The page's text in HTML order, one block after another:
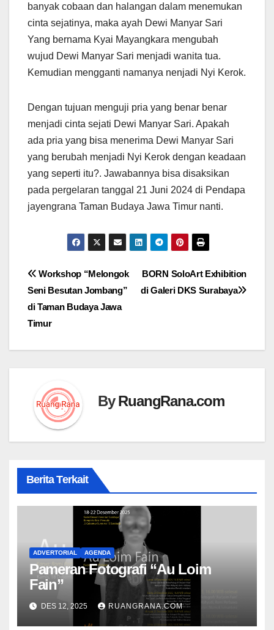
banyak cobaan dan halangan dalam menemukan
cinta sejatinya, maka ayah Dewi Manyar Sari
Yang bernama Kyai Mayangkara mengubah
wujud Dewi Manyar Sari menjadi wanita tua.
Kemudian mengganti namanya nenjadi Nyi Kerok.
Dengan tujuan menguji pria yang benar benar
menjadi cinta sejati Dewi Manyar Sari. Apakah
ada pria yang bisa menerima Dewi Manyar Sari
yang berubah menjadi Nyi Kerok dengan keadaan
yang seperti itu?. Jawabannya bisa disaksikan
pada pergelaran tanggal 21 Juni 2024 di Pendapa
jayengrana Taman Budaya Jawa Timur nanti.
Navigasi
pos
BORN SoloArt Exhibition
di Galeri DKS Surabaya
Workshop “Melongok
Seni Besutan Jombang”
di Taman Budaya Jawa
Timur
ByRuangRana.com
Berita Terkait
ADVERTORIAL AGENDA
Pameran Fotografi “Au Loim
Fain”
DES 12, 2025 RUANGRANA.COM